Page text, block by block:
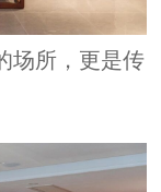
场所，更是传